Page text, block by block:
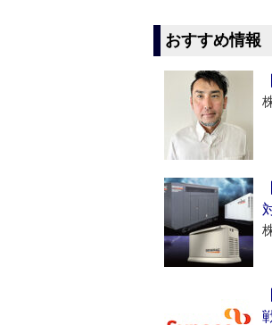
おすすめ情報